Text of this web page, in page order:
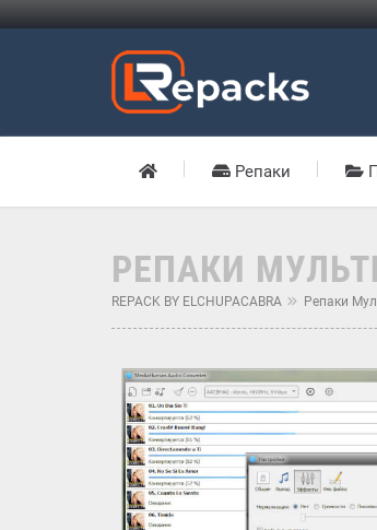
Репаки
РЕПАКИ
REPACK BY ELCHUPACABRA Репаки